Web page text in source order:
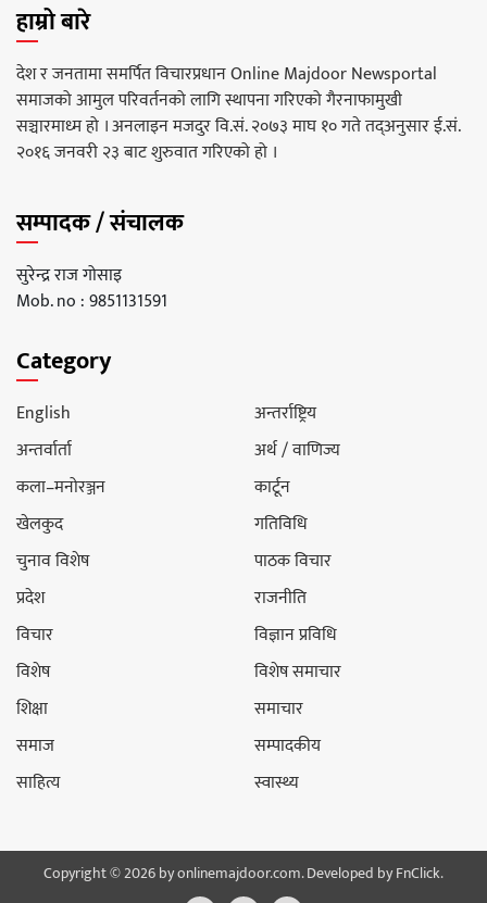
हाम्रो बारे
देश र जनतामा समर्पित विचारप्रधान Online Majdoor Newsportal
समाजको आमुल परिवर्तनको लागि स्थापना गरिएको गैरनाफामुखी
सञ्चारमाध्म हो । अनलाइन मजदुर वि.सं. २०७३ माघ १० गते तद्अनुसार ई.सं.
२०१६ जनवरी २३ बाट शुरुवात गरिएको हो ।
सम्पादक / संचालक
सुरेन्द्र राज गोसाइ
Mob. no : 9851131591
Category
English
अन्तर्राष्ट्रिय
अन्तर्वार्ता
अर्थ / वाणिज्य
कला–मनोरञ्जन
कार्टून
खेलकुद
गतिविधि
चुनाव विशेष
पाठक विचार
प्रदेश
राजनीति
विचार
विज्ञान प्रविधि
विशेष
विशेष समाचार
शिक्षा
समाचार
समाज
सम्पादकीय
साहित्य
स्वास्थ्य
Copyright © 2026 by onlinemajdoor.com. Developed byFnClick.